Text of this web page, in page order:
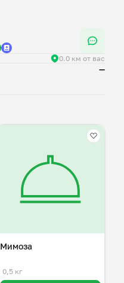
0.0 км от вас
—
Мимоза
0,5 кг